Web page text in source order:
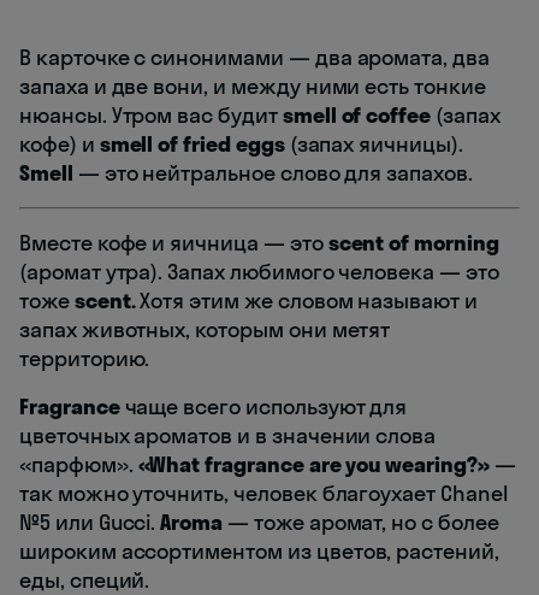
В карточке с синонимами — два аромата, два
запаха и две вони, и между ними есть тонкие
нюансы. Утром вас будитsmell of coffee (запах
кофе) и smell of fried eggs(запах яичницы).
Smell — это нейтральное слово для запахов.
Вместе кофе и яичница — этоscent of morning
(аромат утра). Запах любимого человека — это
тожеscent.Хотя этим же словом называют и
запах животных, которым они метят
территорию.
Fragranceчаще всего используют для
цветочных ароматов и в значении слова
«парфюм». «What fragrance are you wearing?»—
так можно уточнить, человек благоухает Chanel
№5 или Gucci.Aroma — тоже аромат, но с более
широким ассортиментом из цветов, растений,
еды, специй.